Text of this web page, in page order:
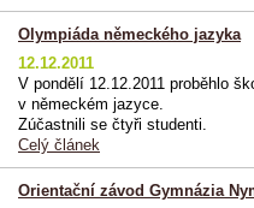
Olympiáda německého jazyka
12.12.2011
V pondělí 12.12.2011 proběhlo
v německém jazyce.
Zúčastnili se čtyři studenti.
Celý článek
Orientační závod Gymnázia